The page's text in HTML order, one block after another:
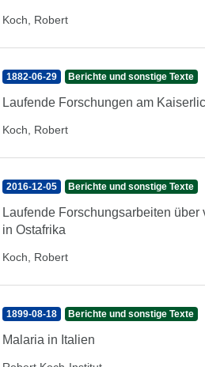
Koch, Robert
1882-06-29 Berichte und sonstige Texte
Laufende Forschungen am
Koch, Robert
2016-12-05 Berichte und sonstige Texte
Laufende Forschungsarbeiten
in Ostafrika
Koch, Robert
1899-08-18 Berichte und sonstige Texte
Malaria in Italien